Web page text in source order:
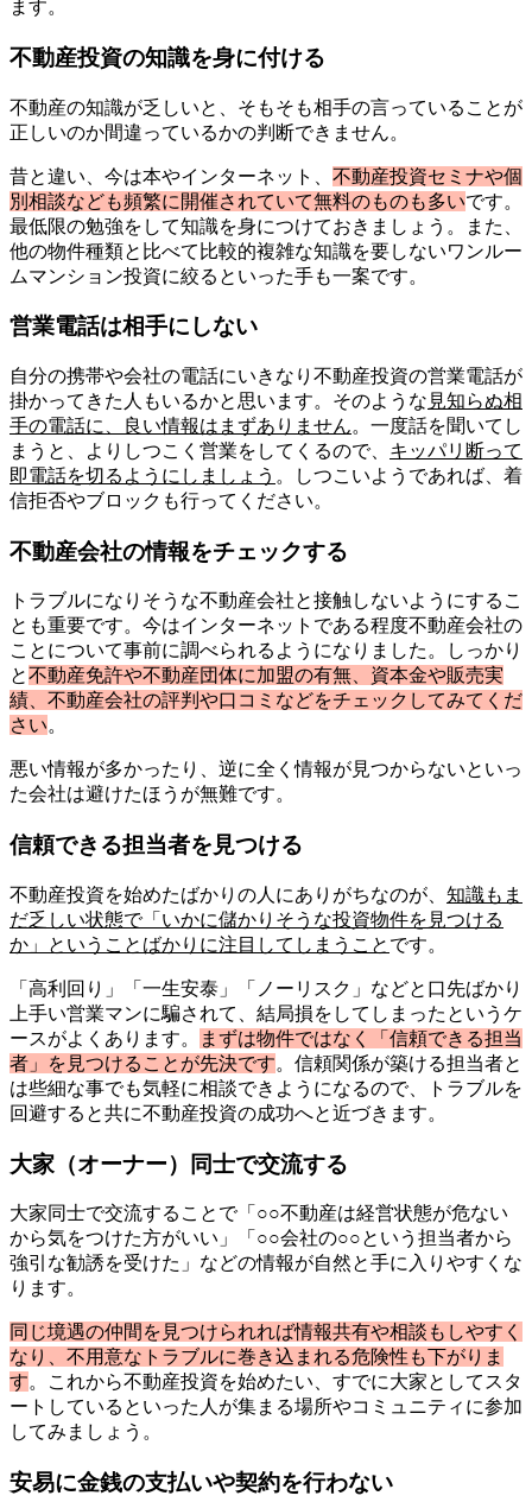
ます。
不動産投資の知識を身に付ける
不動産の知識が乏しいと、そもそも相手の言っていることが
正しいのか間違っているかの判断できません。
昔と違い、今は本やインターネット、 不動産投資セミナや個
別相談なども頻繁に開催されていて無料のものも多いです。
最低限の勉強をして知識を身につけておきましょう。また、
他の物件種類と比べて比較的複雑な知識を要しないワンルー
ムマンション投資に絞るといった手も一案です。
営業電話は相手にしない
自分の携帯や会社の電話にいきなり不動産投資の営業電話が
掛かってきた人もいるかと思います。そのような 見知らぬ相
手の電話に、良い情報はまずありません。一度話を聞いてし
まうと、よりしつこく営業をしてくるので、 キッパリ断って
即電話を切るようにしましょう 。しつこいようであれば、着
信拒否やブロックも行ってください。
不動産会社の情報をチェックする
トラブルになりそうな不動産会社と接触しないようにするこ
とも重要です。今はインターネットである程度不動産会社の
ことについて事前に調べられるようになりました。しっかり
と不動産免許や不動産団体に加盟の有無、資本金や販売実
績、不動産会社の評判や口コミなどをチェックしてみてくだ
さい。
悪い情報が多かったり、逆に全く情報が見つからないといっ
た会社は避けたほうが無難です。
信頼できる担当者を見つける
不動産投資を始めたばかりの人にありがちなのが、 知識もま
だ乏しい状態で「いかに儲かりそうな投資物件を見つける
か」ということばかりに注目してしまうこと です。
「高利回り」「一生安泰」「ノーリスク」などと口先ばかり
上手い営業マンに騙されて、結局損をしてしまったというケ
ースがよくあります。
まずは物件ではなく「信頼できる担当
者」を見つけることが先決です。信頼関係が築ける担当者と
は些細な事でも気軽に相談できようになるので、トラブルを
回避すると共に不動産投資の成功へと近づきます。
大家（オーナー）同士で交流する
大家同士で交流することで「○○不動産は経営状態が危ない
から気をつけた方がいい」「○○会社の○○という担当者から
強引な勧誘を受けた」などの情報が自然と手に入りやすくな
ります。
同じ境遇の仲間を見つけられれば情報共有や相談もしやすく
なり、不用意なトラブルに巻き込まれる危険性も下がりま
す。これから不動産投資を始めたい、すでに大家としてスタ
ートしているといった人が集まる場所やコミュニティに参加
してみましょう。
安易に金銭の支払いや契約を行わない